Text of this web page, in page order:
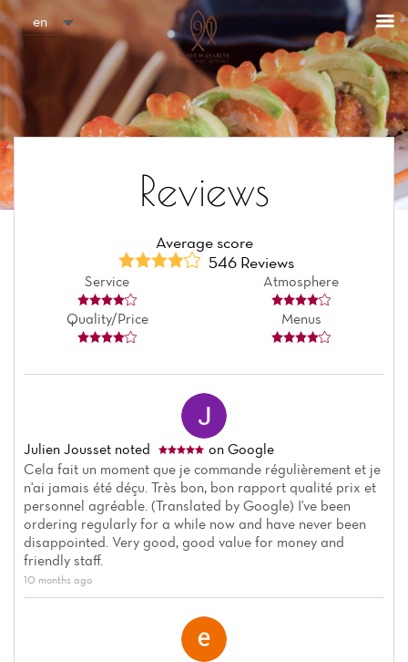
en
Reviews
Average score
546 Reviews
Service Atmosphere
Quality/Price Menus
Julien Jousset noted
on Google
Cela fait un moment que je commande régulièrement et je
n'ai jamais été déçu. Très bon, bon rapport qualité prix et
personnel agréable. (Translated by Google) I've been
ordering regularly for a while now and have never been
disappointed. Very good, good value for money and
friendly staff.
10 months ago
Cookies management panel